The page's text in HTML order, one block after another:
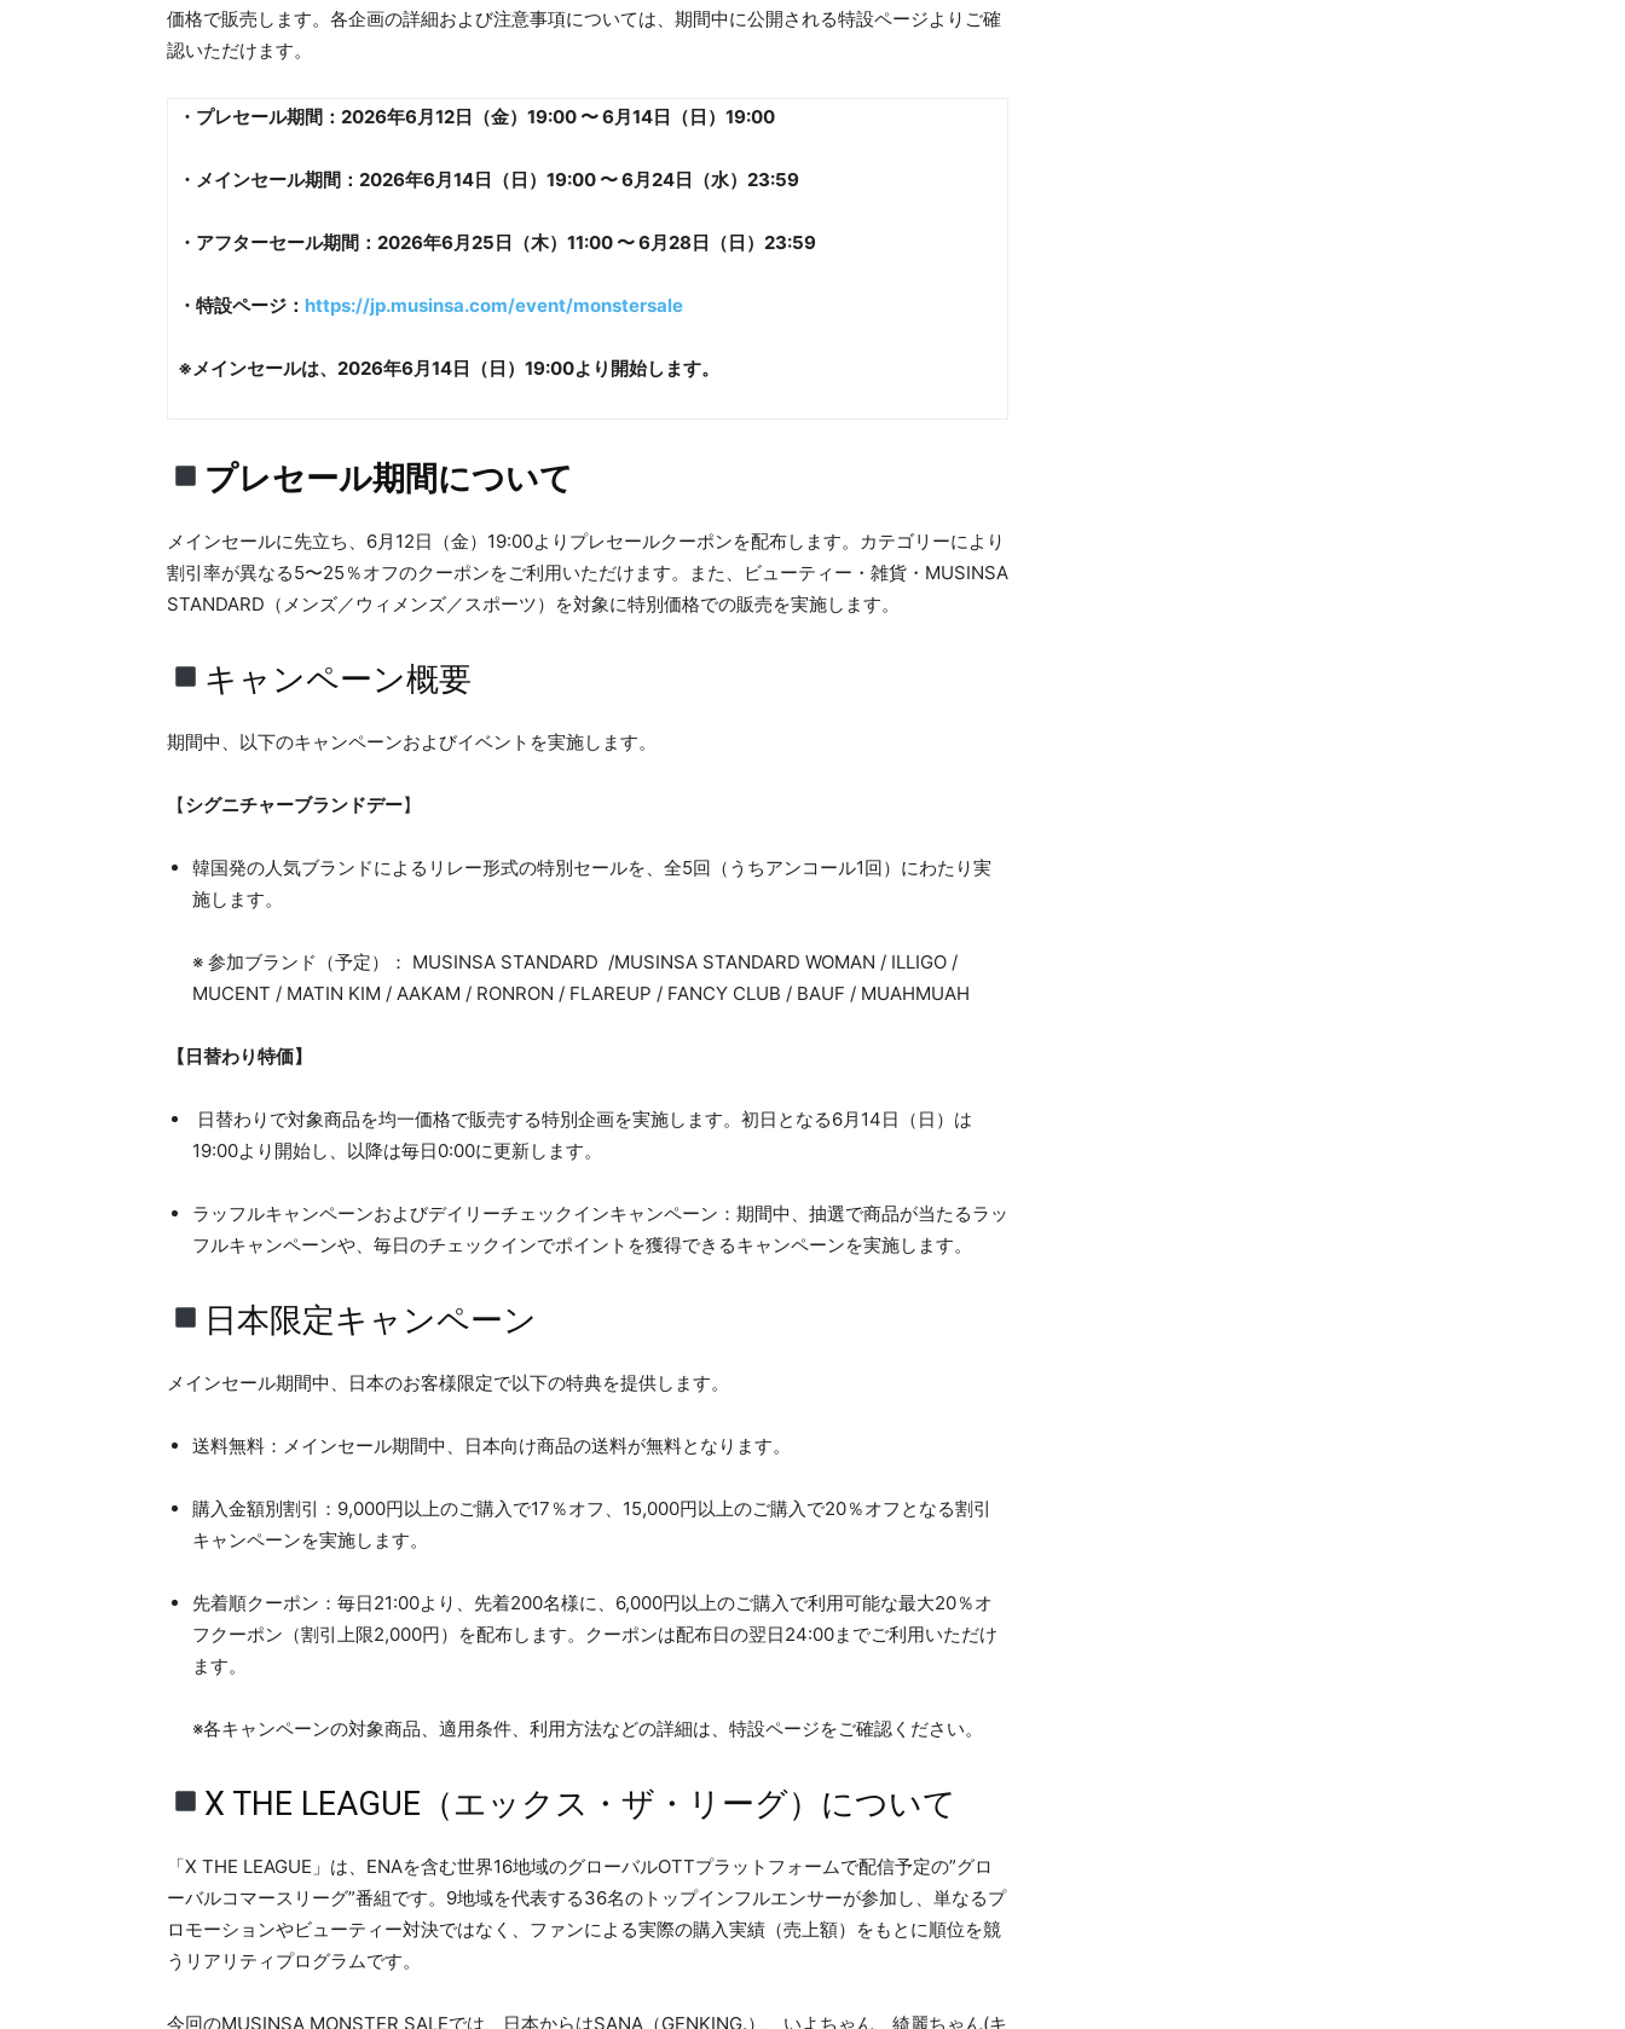
価格で販売します。各企画の詳細および注意事項については、期間中に公開される特設ページよりご確
認いただけます。
・ プレセール期間：2026年6月12日（金）19:00 〜 6月14日（日）19:00
・ メインセール期間：2026年6月14日（日）19:00 〜 6月24日（水）23:59
・ アフターセール期間：2026年6月25日（木）11:00 〜 6月28日（日）23:59
・ 特設ページ： https://jp.musinsa.com/event/monstersale
※メインセールは、2026年6月14日（日）19:00より開始します。
プレセール期間について
メインセールに先立ち、6月12日（金）19:00よりプレセールクーポンを配布します。カテゴリーにより
割引率が異なる5〜25％オフのクーポンをご利用いただけます。また、ビューティー・雑貨・MUSINSA
STANDARD（メンズ／ウィメンズ／スポーツ）を対象に特別価格での販売を実施します。
キャンペーン概要
期間中、以下のキャンペーンおよびイベントを実施します。
【シグニチャーブランドデー】
韓国発の人気ブランドによるリレー形式の特別セールを、全5回（うちアンコール1回）にわたり実
施します。
※ 参加ブランド（予定）： MUSINSA STANDARD /MUSINSA STANDARD WOMAN / ILLIGO /
MUCENT / MATIN KIM / AAKAM / RONRON / FLAREUP / FANCY CLUB / BAUF / MUAHMUAH
【日替わり特価】
日替わりで対象商品を均一価格で販売する特別企画を実施します。初日となる6月14日（日）は
19:00より開始し、以降は毎日0:00に更新します。
ラッフルキャンペーンおよびデイリーチェックインキャンペーン：期間中、抽選で商品が当たるラッ
フルキャンペーンや、毎日のチェックインでポイントを獲得できるキャンペーンを実施します。
日本限定キャンペーン
メインセール期間中、日本のお客様限定で以下の特典を提供します。
送料無料：メインセール期間中、日本向け商品の送料が無料となります。
購入金額別割引：9,000円以上のご購入で17％オフ、15,000円以上のご購入で20％オフとなる割引
キャンペーンを実施します。
先着順クーポン：毎日21:00より、先着200名様に、6,000円以上のご購入で利用可能な最大20％オ
フクーポン（割引上限2,000円）を配布します。クーポンは配布日の翌日24:00までご利用いただけ
ます。
※各キャンペーンの対象商品、適用条件、利用方法などの詳細は、特設ページをご確認ください。
X THE LEAGUE（エックス・ザ・リーグ）について
「X THE LEAGUE」は、ENAを含む世界16地域のグローバルOTTプラットフォームで配信予定の”グロ
ーバルコマースリーグ”番組です。9地域を代表する36名のトップインフルエンサーが参加し、単なるプ
ロモーションやビューティー対決ではなく、ファンによる実際の購入実績（売上額）をもとに順位を競
うリアリティプログラムです。
今回のMUSINSA MONSTER SALEでは、日本からはSANA（GENKING.）、いよちゃん、綺麗ちゃん(キ